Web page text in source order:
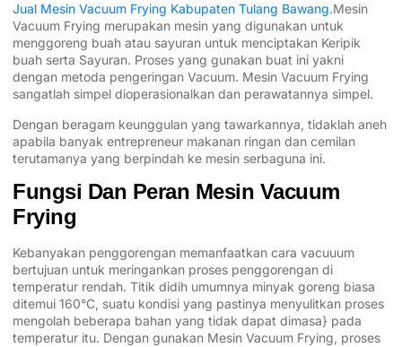
Jual Mesin Vacuum Frying Kabupaten Tulang Bawang.Mesin
Vacuum Frying merupakan mesin yang digunakan untuk
menggoreng buah atau sayuran untuk menciptakan Keripik
buah serta Sayuran. Proses yang gunakan buat ini yakni
dengan metoda pengeringan Vacuum. Mesin Vacuum Frying
sangatlah simpel dioperasionalkan dan perawatannya simpel.
Dengan beragam keunggulan yang tawarkannya, tidaklah aneh
apabila banyak entrepreneur makanan ringan dan cemilan
terutamanya yang berpindah ke mesin serbaguna ini.
Fungsi Dan Peran Mesin Vacuum
Frying
Kebanyakan penggorengan memanfaatkan cara vacuuum
bertujuan untuk meringankan proses penggorengan di
temperatur rendah. Titik didih umumnya minyak goreng biasa
ditemui 160°C, suatu kondisi yang pastinya menyulitkan proses
mengolah beberapa bahan yang tidak dapat dimasa} pada
temperatur itu. Dengan gunakan Mesin Vacuum Frying, proses